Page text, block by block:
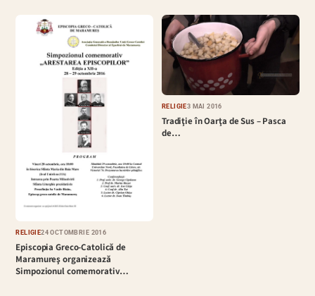
RELIGIE24 OCTOMBRIE 2016
Episcopia Greco-Catolică de
Maramureş organizează
Simpozionul comemorativ
RELIGIE3 MAI 2016
Tradiţie în Oarţa de Sus – Pasca
de…